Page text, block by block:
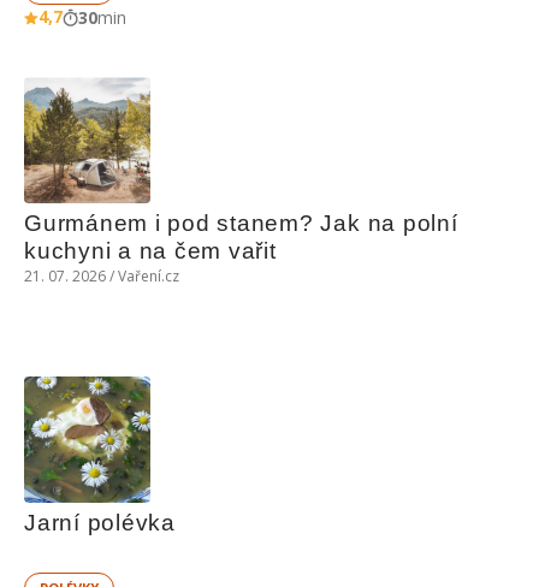
4,7 30min
Gurmánem i pod stanem? Jak na polní
kuchyni a na čem vařit
21. 07. 2026 / Vaření.cz
Jarní polévka